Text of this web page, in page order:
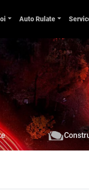
Auto Rulate